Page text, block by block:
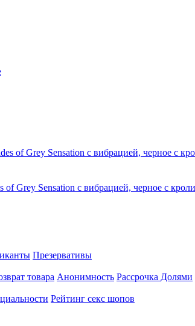
Grey Sensation с вибрацией, черное с
Презервативы
товара Анонимность Рассрочка Долями
Рейтинг секс шопов